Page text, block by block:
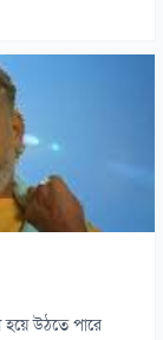
হয়ে উঠতে পারে